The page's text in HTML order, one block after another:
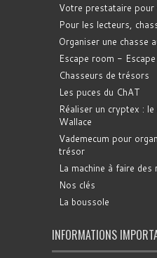
Votre prestataire
Pour les lecteurs,
Organiser une chasse
Escape room - Escape
Chasseurs de trésors
Les puces du ChAT
Réaliser un cryptex :
Wallace
Vademecum pour
trésor
La machine à faire des
Nos clés
La boussole
INFORMATIONS